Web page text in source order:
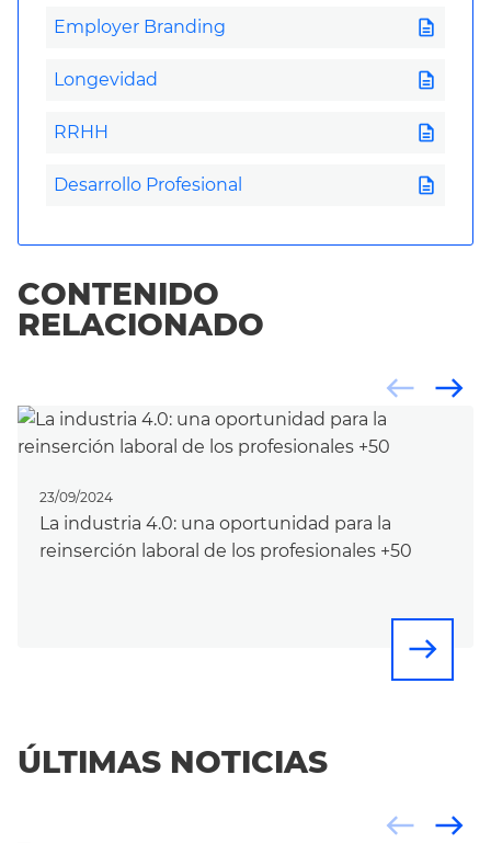
Employer Branding description
Longevidad description
RRHH description
Desarrollo Profesional description
CONTENIDO
RELACIONADO
23/09/2024
La industria 4.0: una oportunidad para la
reinserción laboral de los profesionales +50
east
east
west
ÚLTIMAS NOTICIAS
east
west